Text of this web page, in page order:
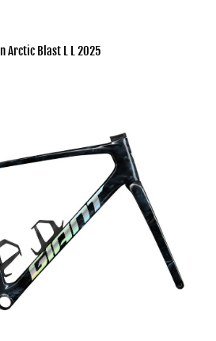
Arctic Blast L L 2025